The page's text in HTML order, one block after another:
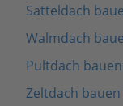
Satteldach
Walmdach
Pultdach bauen
Zeltdach bauen